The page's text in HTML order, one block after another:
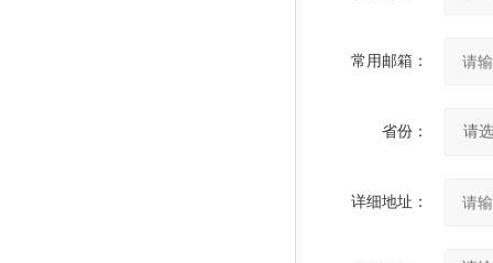
常用邮箱：
省份：
详细地址：